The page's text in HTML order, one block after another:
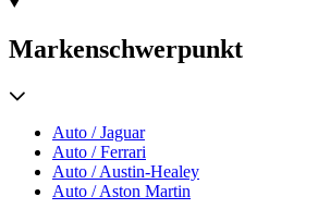
Markenschwerpunkt
Auto / Jaguar
Auto / Ferrari
Auto / Austin-Healey
Auto / Aston Martin